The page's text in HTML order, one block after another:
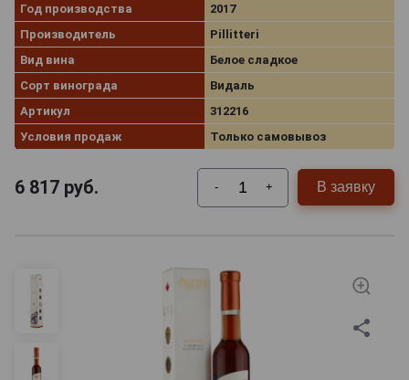
Год производства
2017
Производитель
Pillitteri
Вид вина
Белое сладкое
Сорт винограда
Видаль
Артикул
312216
Условия продаж
Только самовывоз
6 817 руб. - + В заявку